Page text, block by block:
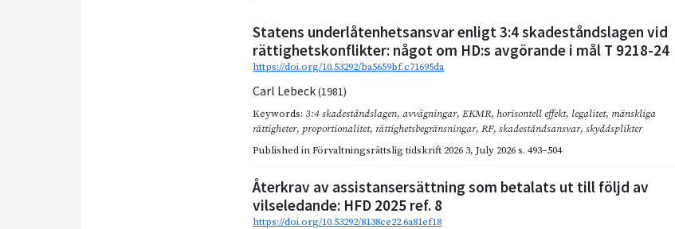
Statens underlåtenhetsansvar enligt 3:4 skadeståndslagen vid
rättighetskonflikter: något om HD:s avgörande i mål T 9218-24
https://doi.org/10.53292/ba5659bf.c71695da
Carl Lebeck(1981)
Keywords:3:4 skadeståndslagen,avvägningar,EKMR, horisontell effekt, legalitet, mänskliga
rättigheter, proportionalitet, rättighetsbegränsningar,RF,skadeståndsansvar,skyddsplikter
Published inFörvaltningsrättslig tidskrift 2026 3,July 2026 s. 493–504
Återkrav av assistansersättning som betalats ut till följd av
vilseledande: HFD 2025 ref. 8
https://doi.org/10.53292/8138ce22.6a81ef18